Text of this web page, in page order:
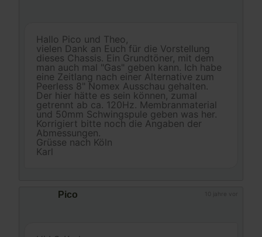
Hallo Pico und Theo,
vielen Dank an Euch für die Vorstellung
dieses Chassis. Ein Grundtöner, mit dem
man auch mal "Gas" geben kann. Ich habe
eine Zeitlang nach einer Alternative zum
Peerless 8" Nomex Ausschau gehalten.
Der hier hätte es sein können, zumal
getrennt ab ca. 120Hz. Membranmaterial
und 50mm Schwingspule geben was her.
Korrigiert bitte noch die Angaben der
Abmessungen.
Grüsse nach Köln
Karl
Pico